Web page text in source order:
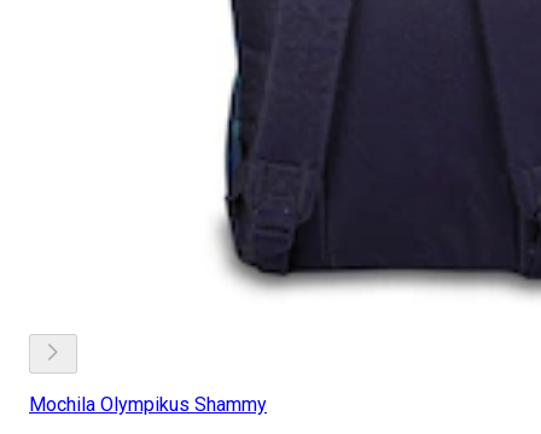
Mochila Olympikus Shammy